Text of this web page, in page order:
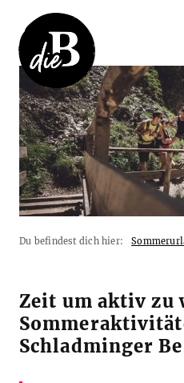
Du befindest dich hier:
Zeit um aktiv zu
Schladminger